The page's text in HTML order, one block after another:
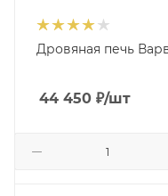
Дровяная печь
44 450 ₽/шт